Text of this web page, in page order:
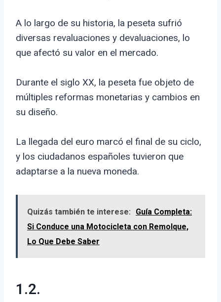
A lo largo de su historia, la peseta sufrió
diversas revaluaciones y devaluaciones, lo
que afectó su valor en el mercado.
Durante el siglo XX, la peseta fue objeto de
múltiples reformas monetarias y cambios en
su diseño.
La llegada del euro marcó el final de su ciclo,
y los ciudadanos españoles tuvieron que
adaptarse a la nueva moneda.
Quizás también te interese:
Guía Completa:
Si Conduce una Motocicleta con Remolque,
Lo Que Debe Saber
1.2.